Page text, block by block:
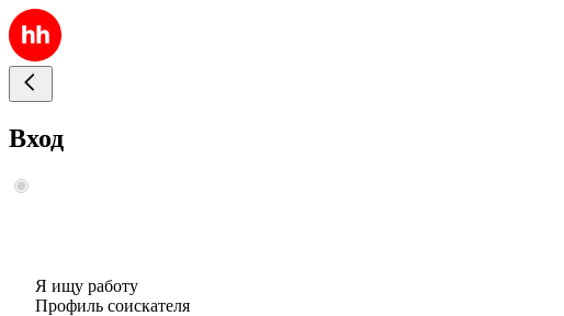
Вход
Я ищу работу
Профиль соискателя